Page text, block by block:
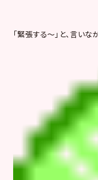
「緊張する～」と、言い